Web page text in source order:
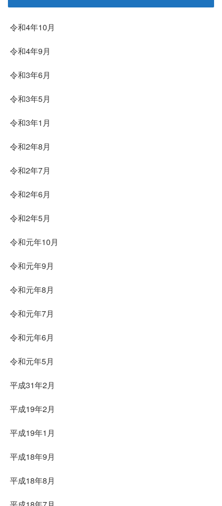
令和4年10月
令和4年9月
令和3年6月
令和3年5月
令和3年1月
令和2年8月
令和2年7月
令和2年6月
令和2年5月
令和元年10月
令和元年9月
令和元年8月
令和元年7月
令和元年6月
令和元年5月
平成31年2月
平成19年2月
平成19年1月
平成18年9月
平成18年8月